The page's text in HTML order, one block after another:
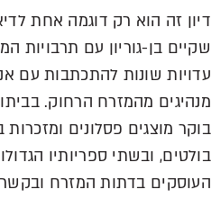
דיון זה הוא רק דוגמה אחת
שקיים בן-גוריון עם תרבויות
עדויות שונות להתכתבות עם
מנהיגים מהמזרח הרחוק.
בוקר מוצגים פסלונים
בולטים, ובשתי ספריותיו
העוסקים בדתות המזרח